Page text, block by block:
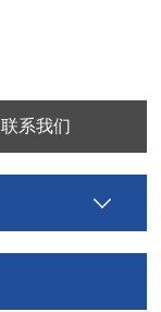
联系我们